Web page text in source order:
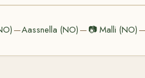
—Aassnella (NO) — 📷Malli (NO) —